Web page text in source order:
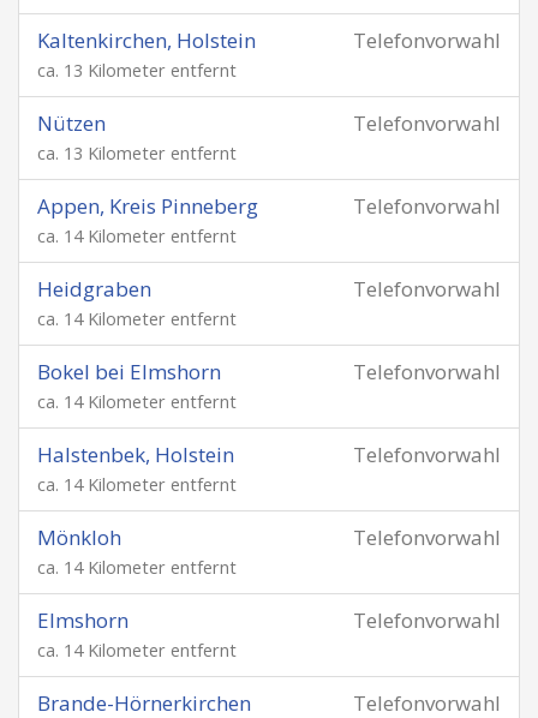
Telefonvorwahl
Kaltenkirchen, Holstein
ca. 13 Kilometer entfernt
Telefonvorwahl
Nützen
ca. 13 Kilometer entfernt
Telefonvorwahl
Appen, Kreis Pinneberg
ca. 14 Kilometer entfernt
Telefonvorwahl
Heidgraben
ca. 14 Kilometer entfernt
Telefonvorwahl
Bokel bei Elmshorn
ca. 14 Kilometer entfernt
Telefonvorwahl
Halstenbek, Holstein
ca. 14 Kilometer entfernt
Telefonvorwahl
Mönkloh
ca. 14 Kilometer entfernt
Telefonvorwahl
Elmshorn
ca. 14 Kilometer entfernt
Telefonvorwahl
Brande-Hörnerkirchen